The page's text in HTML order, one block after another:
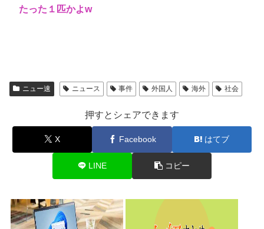
たった１匹かよw
ニュー速 ニュース 事件 外国人 海外 社会
押すとシェアできます
X Facebook はてブ
LINE コピー